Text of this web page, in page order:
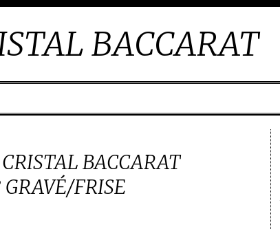
BACCARAT
BACCARAT
FRISE